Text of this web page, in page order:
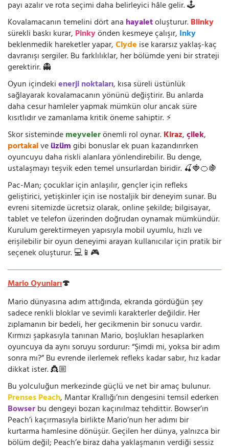
payı azalır ve rota seçimi daha belirleyici hâle gelir. 🕹️
Kovalamacanın temelini dört ana hayaletoluşturur.Blinky
sürekli baskı kurar, Pinkyönden kesmeye çalışır, Inky
beklenmedik hareketler yapar,Clyde ise kararsız yaklaş-kaç
davranışı sergiler. Bu farklılıklar, her bölümde yeni bir strateji
gerektirir. 👻
Oyun içindekienerji noktaları, kısa süreli üstünlük
sağlayarak kovalamacanın yönünü değiştirir. Bu anlarda
daha cesur hamleler yapmak mümkün olur ancak süre
kısıtlıdır ve zamanlama kritik öneme sahiptir. ⚡
Skor sistemindemeyvelerönemli rol oynar.Kiraz,çilek,
portakalveüzümgibi bonuslar ek puan kazandırırken
oyuncuyu daha riskli alanlara yönlendirebilir. Bu denge,
ustalaşmayı teşvik eden temel unsurlardan biridir. 🍒🍓🍊🍇
Pac-Man; çocuklar için anlaşılır, gençler için refleks
geliştirici, yetişkinler için ise nostaljik bir deneyim sunar. Bu
evreni sitemizde ücretsiz olarak, online şekilde; bilgisayar,
tablet ve telefon üzerinden doğrudan oynamak mümkündür.
Kurulum gerektirmeyen yapısıyla mobil uyumlu, hızlı ve
erişilebilir bir oyun deneyimi arayan kullanıcılar için pratik bir
seçenek oluşturur. 💻📱🎮
Mario Oyunları🍄
Mario dünyasına adım attığında, ekranda gördüğün şey
sadece renkli bloklar ve sevimli karakterler değildir. Her
zıplamanın bir bedeli, her gecikmenin bir sonucu vardır.
Kırmızı şapkasıyla tanınan Mario, boşlukları hesaplarken
oyuncuya da aynı soruyu sordurur: “Şimdi mi, yoksa bir adım
sonra mı?” Bu evrende ilerlemek refleks kadar sabır, hız kadar
dikkat ister. 👸🏼
Bu yolculuğun merkezinde güçlü ve net bir amaç bulunur.
Prenses Peach, Mantar Krallığı’nın dengesini temsil ederken
Bowserbu dengeyi bozan kaçınılmaz tehdittir. Bowser’ın
Peach’i kaçırmasıyla birlikte Mario’nun her adımı bir
kurtarma hamlesine dönüşür. Geçilen her dünya, yalnızca bir
bölüm değil; Peach’e biraz daha yaklaşmanın verdiği sessiz